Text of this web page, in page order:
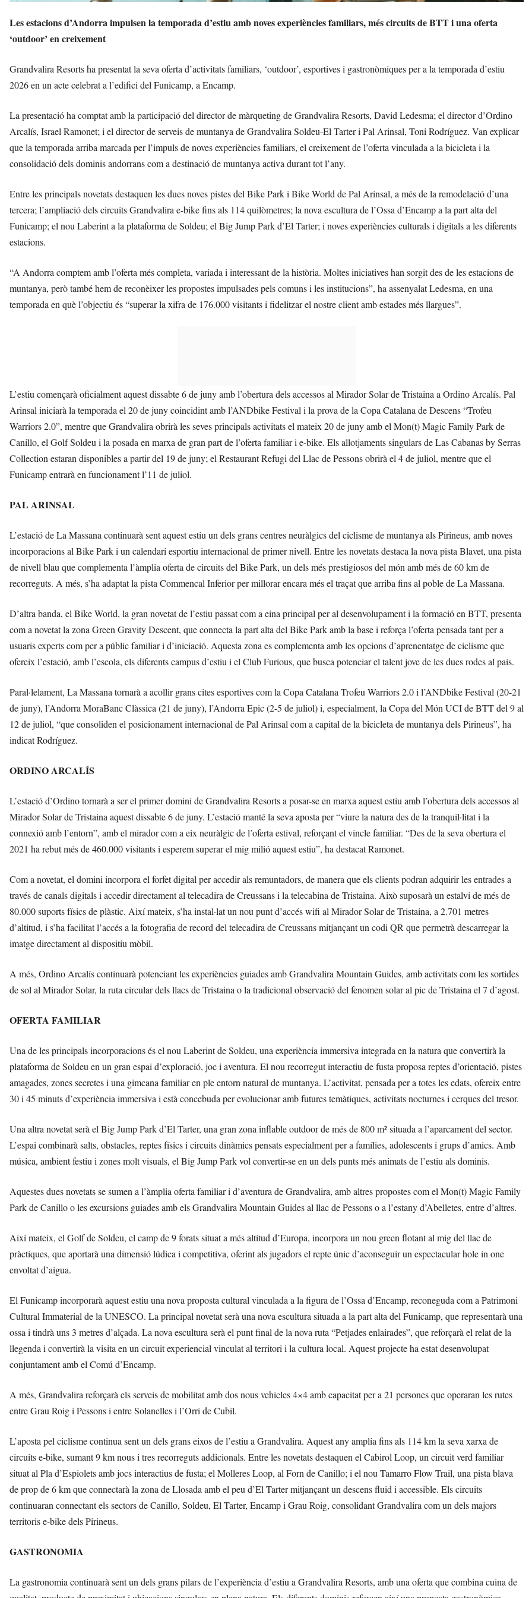
Les estacions d’Andorra impulsen la temporada d’estiu amb noves experiències familiars, més circuits de BTT i una oferta
‘outdoor’ en creixement
Grandvalira Resorts ha presentat la seva oferta d’activitats familiars, ‘outdoor’, esportives i gastronòmiques per a la temporada d’estiu
2026 en un acte celebrat a l’edifici del Funicamp, a Encamp.
La presentació ha comptat amb la participació del director de màrqueting de Grandvalira Resorts, David Ledesma; el director d’Ordino
Arcalís, Israel Ramonet; i el director de serveis de muntanya de Grandvalira Soldeu-El Tarter i Pal Arinsal, Toni Rodríguez. Van explicar
que la temporada arriba marcada per l’impuls de noves experiències familiars, el creixement de l’oferta vinculada a la bicicleta i la
consolidació dels dominis andorrans com a destinació de muntanya activa durant tot l’any.
Entre les principals novetats destaquen les dues noves pistes del Bike Park i Bike World de Pal Arinsal, a més de la remodelació d’una
tercera; l’ampliació dels circuits Grandvalira e-bike fins als 114 quilòmetres; la nova escultura de l’Ossa d’Encamp a la part alta del
Funicamp; el nou Laberint a la plataforma de Soldeu; el Big Jump Park d’El Tarter; i noves experiències culturals i digitals a les diferents
estacions.
“A Andorra comptem amb l’oferta més completa, variada i interessant de la història. Moltes iniciatives han sorgit des de les estacions de
muntanya, però també hem de reconèixer les propostes impulsades pels comuns i les institucions”, ha assenyalat Ledesma, en una
temporada en què l’objectiu és “superar la xifra de 176.000 visitants i fidelitzar el nostre client amb estades més llargues”.
L’estiu començarà oficialment aquest dissabte 6 de juny amb l’obertura dels accessos al Mirador Solar de Tristaina a Ordino Arcalís. Pal
Arinsal iniciarà la temporada el 20 de juny coincidint amb l’ANDbike Festival i la prova de la Copa Catalana de Descens “Trofeu
Warriors 2.0”, mentre que Grandvalira obrirà les seves principals activitats el mateix 20 de juny amb el Mon(t) Magic Family Park de
Canillo, el Golf Soldeu i la posada en marxa de gran part de l’oferta familiar i e-bike. Els allotjaments singulars de Las Cabanas by Serras
Collection estaran disponibles a partir del 19 de juny; el Restaurant Refugi del Llac de Pessons obrirà el 4 de juliol, mentre que el
Funicamp entrarà en funcionament l’11 de juliol.
PAL ARINSAL
L’estació de La Massana continuarà sent aquest estiu un dels grans centres neuràlgics del ciclisme de muntanya als Pirineus, amb noves
incorporacions al Bike Park i un calendari esportiu internacional de primer nivell. Entre les novetats destaca la nova pista Blavet, una pista
de nivell blau que complementa l’àmplia oferta de circuits del Bike Park, un dels més prestigiosos del món amb més de 60 km de
recorreguts. A més, s’ha adaptat la pista Commencal Inferior per millorar encara més el traçat que arriba fins al poble de La Massana.
D’altra banda, el Bike World, la gran novetat de l’estiu passat com a eina principal per al desenvolupament i la formació en BTT, presenta
com a novetat la zona Green Gravity Descent, que connecta la part alta del Bike Park amb la base i reforça l’oferta pensada tant per a
usuaris experts com per a públic familiar i d’iniciació. Aquesta zona es complementa amb les opcions d’aprenentatge de ciclisme que
ofereix l’estació, amb l’escola, els diferents campus d’estiu i el Club Furious, que busca potenciar el talent jove de les dues rodes al país.
Paral·lelament, La Massana tornarà a acollir grans cites esportives com la Copa Catalana Trofeu Warriors 2.0 i l’ANDbike Festival (20-21
de juny), l’Andorra MoraBanc Clàssica (21 de juny), l’Andorra Epic (2-5 de juliol) i, especialment, la Copa del Món UCI de BTT del 9 al
12 de juliol, “que consoliden el posicionament internacional de Pal Arinsal com a capital de la bicicleta de muntanya dels Pirineus”, ha
indicat Rodríguez.
ORDINO ARCALÍS
L’estació d’Ordino tornarà a ser el primer domini de Grandvalira Resorts a posar-se en marxa aquest estiu amb l’obertura dels accessos al
Mirador Solar de Tristaina aquest dissabte 6 de juny. L’estació manté la seva aposta per “viure la natura des de la tranquil·litat i la
connexió amb l’entorn”, amb el mirador com a eix neuràlgic de l’oferta estival, reforçant el vincle familiar. “Des de la seva obertura el
2021 ha rebut més de 460.000 visitants i esperem superar el mig milió aquest estiu”, ha destacat Ramonet.
Com a novetat, el domini incorpora el forfet digital per accedir als remuntadors, de manera que els clients podran adquirir les entrades a
través de canals digitals i accedir directament al telecadira de Creussans i la telecabina de Tristaina. Això suposarà un estalvi de més de
80.000 suports físics de plàstic. Així mateix, s’ha instal·lat un nou punt d’accés wifi al Mirador Solar de Tristaina, a 2.701 metres
d’altitud, i s’ha facilitat l’accés a la fotografia de record del telecadira de Creussans mitjançant un codi QR que permetrà descarregar la
imatge directament al dispositiu mòbil.
A més, Ordino Arcalís continuarà potenciant les experiències guiades amb Grandvalira Mountain Guides, amb activitats com les sortides
de sol al Mirador Solar, la ruta circular dels llacs de Tristaina o la tradicional observació del fenomen solar al pic de Tristaina el 7 d’agost.
OFERTA FAMILIAR
Una de les principals incorporacions és el nou Laberint de Soldeu, una experiència immersiva integrada en la natura que convertirà la
plataforma de Soldeu en un gran espai d’exploració, joc i aventura. El nou recorregut interactiu de fusta proposa reptes d’orientació, pistes
amagades, zones secretes i una gimcana familiar en ple entorn natural de muntanya. L’activitat, pensada per a totes les edats, ofereix entre
30 i 45 minuts d’experiència immersiva i està concebuda per evolucionar amb futures temàtiques, activitats nocturnes i cerques del tresor.
Una altra novetat serà el Big Jump Park d’El Tarter, una gran zona inflable outdoor de més de 800 m² situada a l’aparcament del sector.
L’espai combinarà salts, obstacles, reptes físics i circuits dinàmics pensats especialment per a famílies, adolescents i grups d’amics. Amb
música, ambient festiu i zones molt visuals, el Big Jump Park vol convertir-se en un dels punts més animats de l’estiu als dominis.
Aquestes dues novetats se sumen a l’àmplia oferta familiar i d’aventura de Grandvalira, amb altres propostes com el Mon(t) Magic Family
Park de Canillo o les excursions guiades amb els Grandvalira Mountain Guides al llac de Pessons o a l’estany d’Abelletes, entre d’altres.
Així mateix, el Golf de Soldeu, el camp de 9 forats situat a més altitud d’Europa, incorpora un nou green flotant al mig del llac de
pràctiques, que aportarà una dimensió lúdica i competitiva, oferint als jugadors el repte únic d’aconseguir un espectacular hole in one
envoltat d’aigua.
El Funicamp incorporarà aquest estiu una nova proposta cultural vinculada a la figura de l’Ossa d’Encamp, reconeguda com a Patrimoni
Cultural Immaterial de la UNESCO. La principal novetat serà una nova escultura situada a la part alta del Funicamp, que representarà una
ossa i tindrà uns 3 metres d’alçada. La nova escultura serà el punt final de la nova ruta “Petjades enlairades”, que reforçarà el relat de la
llegenda i convertirà la visita en un circuit experiencial vinculat al territori i la cultura local. Aquest projecte ha estat desenvolupat
conjuntament amb el Comú d’Encamp.
A més, Grandvalira reforçarà els serveis de mobilitat amb dos nous vehicles 4×4 amb capacitat per a 21 persones que operaran les rutes
entre Grau Roig i Pessons i entre Solanelles i l’Orri de Cubil.
L’aposta pel ciclisme continua sent un dels grans eixos de l’estiu a Grandvalira. Aquest any amplia fins als 114 km la seva xarxa de
circuits e-bike, sumant 9 km nous i tres recorreguts addicionals. Entre les novetats destaquen el Cabirol Loop, un circuit verd familiar
situat al Pla d’Espiolets amb jocs interactius de fusta; el Molleres Loop, al Forn de Canillo; i el nou Tamarro Flow Trail, una pista blava
de prop de 6 km que connectarà la zona de Llosada amb el peu d’El Tarter mitjançant un descens fluid i accessible. Els circuits
continuaran connectant els sectors de Canillo, Soldeu, El Tarter, Encamp i Grau Roig, consolidant Grandvalira com un dels majors
territoris e-bike dels Pirineus.
GASTRONOMIA
La gastronomia continuarà sent un dels grans pilars de l’experiència d’estiu a Grandvalira Resorts, amb una oferta que combina cuina de